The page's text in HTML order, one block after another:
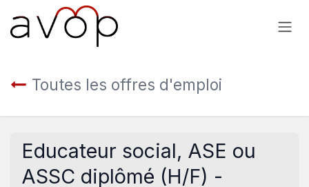
Se rendre au contenu
Toutes les offres d'emploi
Educateur social, ASE ou
ASSC diplômé (H/F) -